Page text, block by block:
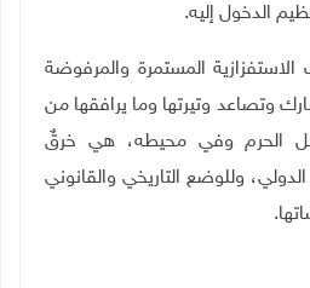
الدخول إليه.
المستمرة والمرفوضة
وتصاعد وتيرتها وما يرافقها من
الحرم وفي محيطه، هي خرقٌ
وللوضع التاريخي والقانوني
.